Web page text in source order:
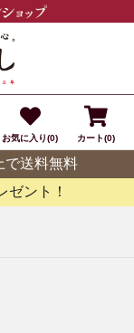
お気に入り(0) カート(0)
で送料無料
ゼント！